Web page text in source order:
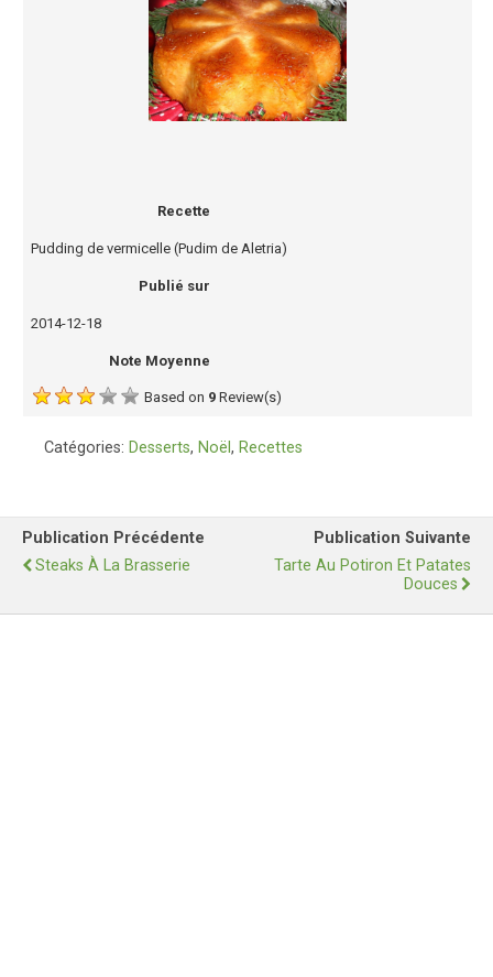
Recette
Pudding de vermicelle (Pudim de Aletria)
Publié sur
2014-12-18
Note Moyenne
Based on 9 Review(s)
Catégories: Desserts, Noël , Recettes
Publication Précédente
Steaks À La Brasserie
Publication Suivante
Tarte Au Potiron Et Patates
Douces